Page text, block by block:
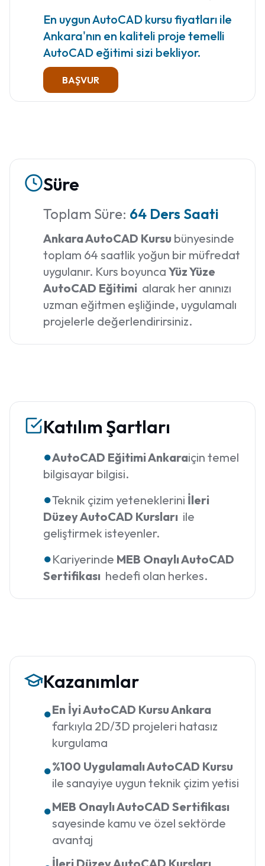
En uygun AutoCAD kursu fiyatları ile
Ankara'nın en kaliteli proje temelli
AutoCAD eğitimi sizi bekliyor.
BAŞVUR
Süre
Toplam Süre: 64 Ders Saati
Ankara AutoCAD Kursu bünyesinde
toplam 64 saatlik yoğun bir müfredat
uygulanır. Kurs boyunca Yüz Yüze
AutoCAD Eğitimi alarak her anınızı
uzman eğitmen eşliğinde, uygulamalı
projelerle değerlendirirsiniz.
Katılım Şartları
●AutoCAD Eğitimi Ankaraiçin temel
bilgisayar bilgisi.
●Teknik çizim yeteneklerini İleri
Düzey AutoCAD Kursları ile
geliştirmek isteyenler.
●Kariyerinde MEB Onaylı AutoCAD
Sertifikası hedefi olan herkes.
Kazanımlar
●En İyi AutoCAD Kursu Ankara
farkıyla 2D/3D projeleri hatasız
kurgulama
●%100 Uygulamalı AutoCAD Kursu
ile sanayiye uygun teknik çizim yetisi
●MEB Onaylı AutoCAD Sertifikası
sayesinde kamu ve özel sektörde
avantaj